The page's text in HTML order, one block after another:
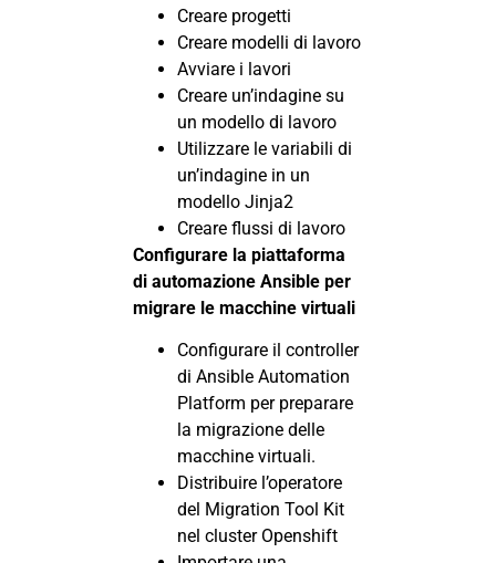
Creare progetti
Creare modelli di lavoro
Avviare i lavori
Creare un’indagine su
un modello di lavoro
Utilizzare le variabili di
un’indagine in un
modello Jinja2
Creare flussi di lavoro
Configurare la piattaforma
di automazione Ansible per
migrare le macchine virtuali
Configurare il controller
di Ansible Automation
Platform per preparare
la migrazione delle
macchine virtuali.
Distribuire l’operatore
del Migration Tool Kit
nel cluster Openshift